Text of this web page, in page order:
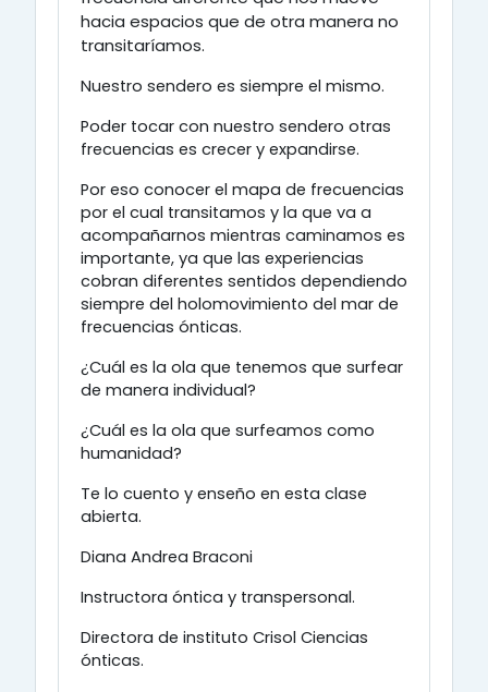
hacia espacios que de otra manera no
transitaríamos.
Nuestro sendero es siempre el mismo.
Poder tocar con nuestro sendero otras
frecuencias es crecer y expandirse.
Por eso conocer el mapa de frecuencias
por el cual transitamos y la que va a
acompañarnos mientras caminamos es
importante, ya que las experiencias
cobran diferentes sentidos dependiendo
siempre del holomovimiento del mar de
frecuencias ónticas.
¿Cuál es la ola que tenemos que surfear
de manera individual?
¿Cuál es la ola que surfeamos como
humanidad?
Te lo cuento y enseño en esta clase
abierta.
Diana Andrea Braconi
Instructora óntica y transpersonal.
Directora de instituto Crisol Ciencias
ónticas.